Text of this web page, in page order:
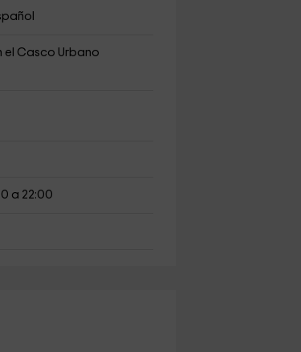
el Casco Urbano
a 22:00